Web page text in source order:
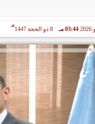
03:44 مـ 8 ذو الحجة 1447
هـ